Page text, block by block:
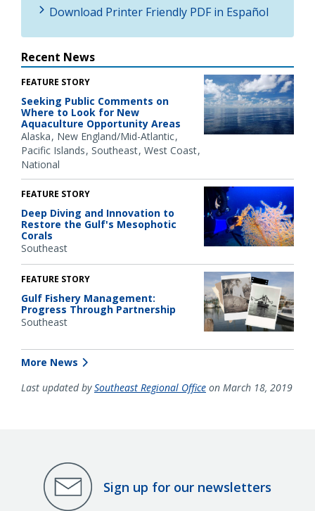
Download Printer Friendly PDF in Español
Recent News
FEATURE STORY
Seeking Public Comments on
Where to Look for New
Aquaculture Opportunity Areas
Alaska New England/Mid-Atlantic
Pacific Islands Southeast West Coast
National
FEATURE STORY
Deep Diving and Innovation to
Restore the Gulf's Mesophotic
Corals
Southeast
FEATURE STORY
Gulf Fishery Management:
Progress Through Partnership
Southeast
More News
Last updated bySoutheast Regional Office on March 18, 2019
Sign up for our newsletters